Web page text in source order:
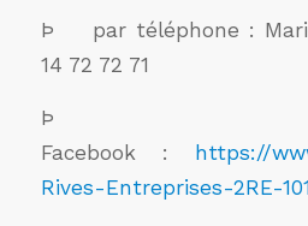
Þ par téléphone :
14 72 72 71
Facebook :
https://
Rives-Entreprises-2RE-